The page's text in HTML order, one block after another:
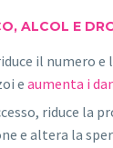
ALCOL E
il numero
eaumenta i
riduce la
e altera la